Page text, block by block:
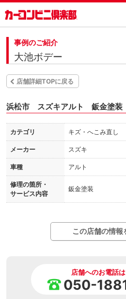
事例のご紹介
大池ボデー
店舗詳細TOPに戻る
浜松市 スズキアルト 鈑金塗装
カテゴリ キズ・へこみ直し
メーカー スズキ
車種 アルト
修理の箇所・
サービス内容
鈑金塗装
この店舗の情報
店舗へのお電話
050-